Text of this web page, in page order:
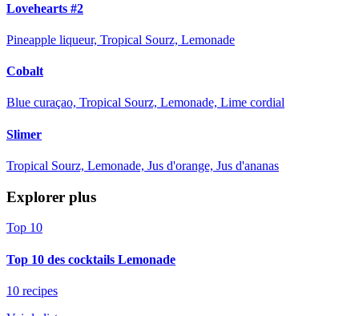
Lovehearts #2
Pineapple liqueur, Tropical Sourz, Lemonade
Cobalt
Blue curaçao, Tropical Sourz, Lemonade, Lime cordial
Slimer
Tropical Sourz, Lemonade, Jus d'orange, Jus d'ananas
Explorer plus
Top 10
Top 10 des cocktails Lemonade
10 recipes